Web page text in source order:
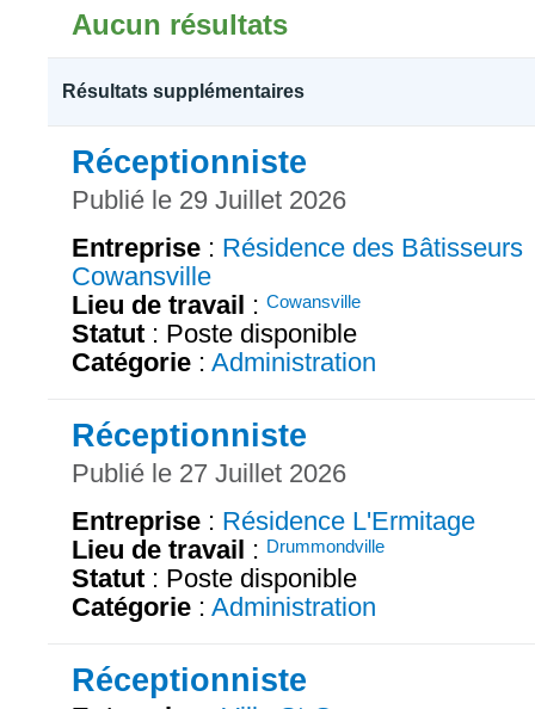
Aucun résultats
Résultats supplémentaires
Réceptionniste
Publié le 29 Juillet 2026
Entreprise : Résidence des Bâtisseurs
Cowansville
Lieu de travail : Cowansville
Statut : Poste disponible
Catégorie : Administration
Réceptionniste
Publié le 27 Juillet 2026
Entreprise : Résidence L'Ermitage
Lieu de travail : Drummondville
Statut : Poste disponible
Catégorie : Administration
Réceptionniste